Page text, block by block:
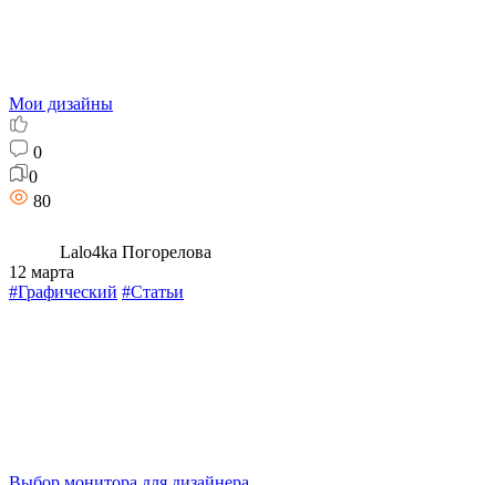
Мои дизайны
0
0
80
Lalo4ka Погорелова
12 марта
#Графический #Статьи